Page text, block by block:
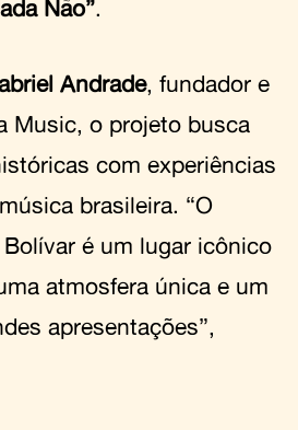
Não”.
Andrade, fundador e
Music, o projeto busca
com experiências
brasileira. “O
é um lugar icônico
atmosfera única e um
apresentações”,